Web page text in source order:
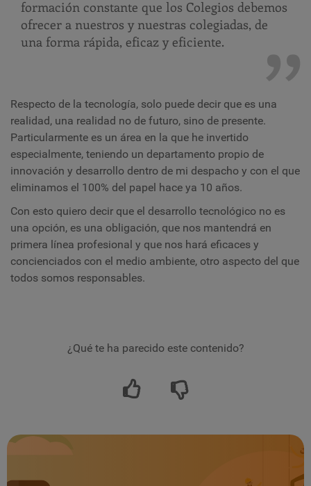
formación constante que los Colegios debemos
ofrecer a nuestros y nuestras colegiadas, de
una forma rápida, eficaz y eficiente.
Respecto de la tecnología, solo puede decir que es una
realidad, una realidad no de futuro, sino de presente.
Particularmente es un área en la que he invertido
especialmente, teniendo un departamento propio de
innovación y desarrollo dentro de mi despacho y con el que
eliminamos el 100% del papel hace ya 10 años.
Con esto quiero decir que el desarrollo tecnológico no es
una opción, es una obligación, que nos mantendrá en
primera línea profesional y que nos hará eficaces y
concienciados con el medio ambiente, otro aspecto del que
todos somos responsables.
¿Qué te ha parecido este contenido?